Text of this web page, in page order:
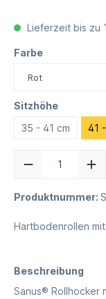
Lieferzeit bis zu
Farbe
Sitzhöhe
35 - 41 cm
41
Produktnummer:
Hartbodenrollen
Beschreibung
Sanus® Rollhocker